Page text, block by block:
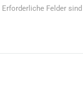
Erforderliche Felder